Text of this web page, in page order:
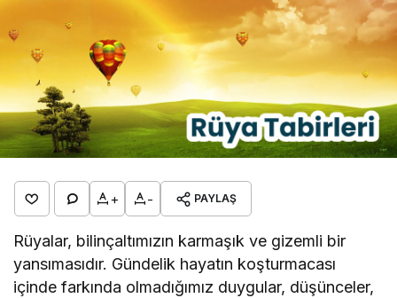
+ - PAYLAŞ
Rüyalar, bilinçaltımızın karmaşık ve gizemli bir
yansımasıdır. Gündelik hayatın koşturmacası
içinde farkında olmadığımız duygular, düşünceler,